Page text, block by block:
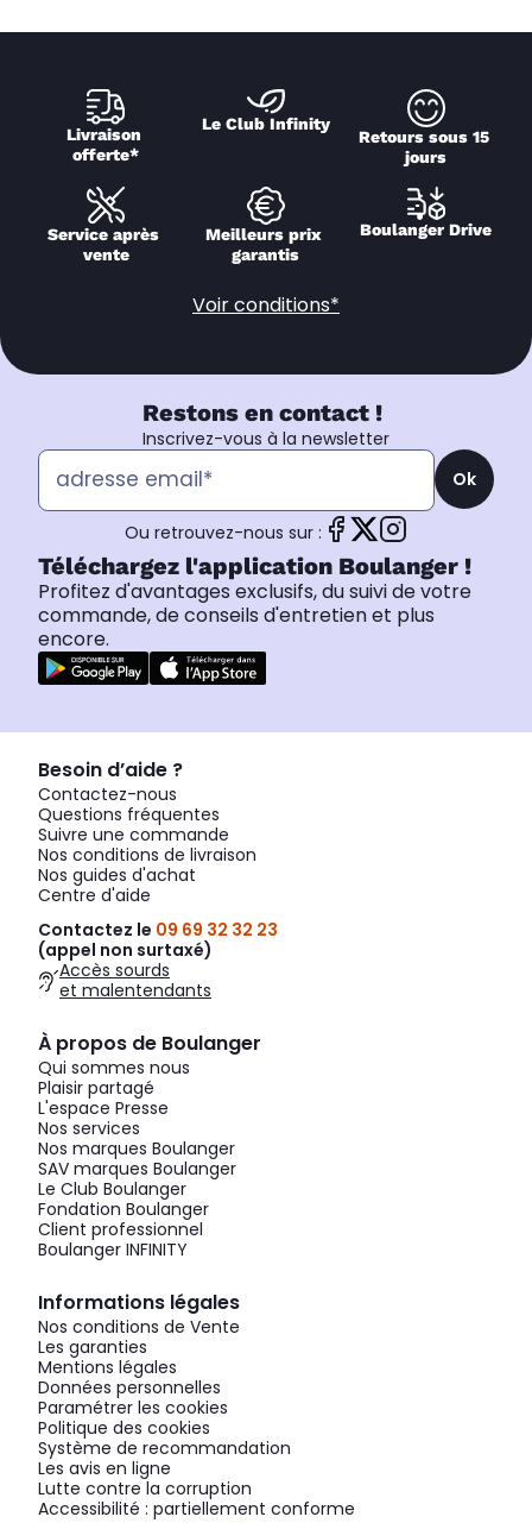
Livraison
offerte*
Le Club Infinity
Retours sous 15
jours
Service après
vente
Meilleurs prix
garantis
Boulanger Drive
Voir conditions*
Restons en contact !
Inscrivez-vous à la newsletter
Ok
Ou retrouvez-nous sur :
Téléchargez l'application Boulanger !
Profitez d'avantages exclusifs, du suivi de votre
commande, de conseils d'entretien et plus
encore.
Besoin d’aide ?
Contactez-nous
Questions fréquentes
Suivre une commande
Nos conditions de livraison
Nos guides d'achat
Centre d'aide
Contactez le 09 69 32 32 23
(appel non surtaxé)
Accès sourds
et malentendants
À propos de Boulanger
Qui sommes nous
Plaisir partagé
L'espace Presse
Nos services
Nos marques Boulanger
SAV marques Boulanger
Le Club Boulanger
Fondation Boulanger
Client professionnel
Boulanger INFINITY
Informations légales
Nos conditions de Vente
Les garanties
Mentions légales
Données personnelles
Paramétrer les cookies
Politique des cookies
Système de recommandation
Les avis en ligne
Lutte contre la corruption
Accessibilité : partiellement conforme